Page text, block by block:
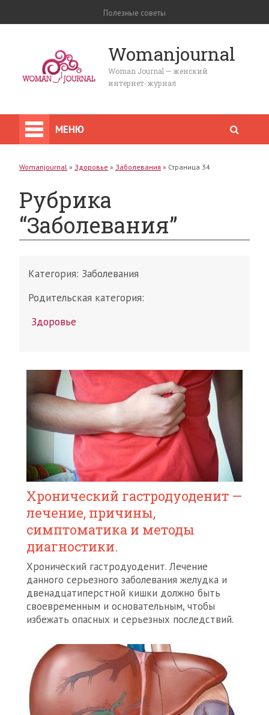
Полезные советы
Womanjournal
Woman Journal — женский
интернет-журнал
МЕНЮ
Womanjournal » Здоровье » Заболевания » Страница 34
Рубрика
“Заболевания”
Категория: Заболевания
Родительская категория:
Здоровье
Хронический гастродуоденит —
лечение, причины,
симптоматика и методы
диагностики.
Хронический гастродуоденит. Лечение
данного серьезного заболевания желудка и
двенадцатиперстной кишки должно быть
своевременным и основательным, чтобы
избежать опасных и серьезных последствий.